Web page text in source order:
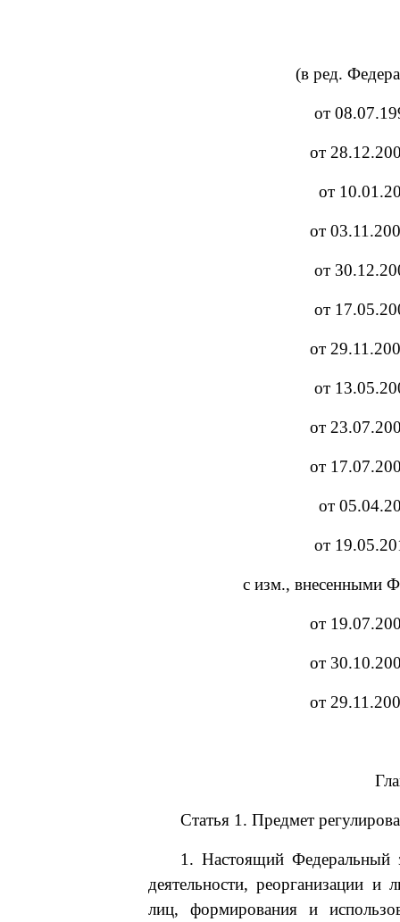
(в ред.
от
от
от
от
от
от
от
от
от
от
от
от
с изм., внесенными
от
от
от
Статья 1. Предмет
1. Настоящий Федеральный
деятельности, реорганизации и
лиц, формирования и